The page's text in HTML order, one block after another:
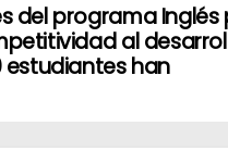
del programa Inglés
al
estudiantes han